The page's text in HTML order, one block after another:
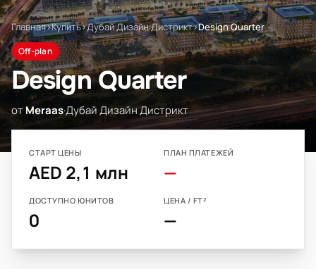
Главная›Купить›Дубай Дизайн Дистрикт›Design Quarter
Off-plan
Design Quarter
отMeraas·Дубай Дизайн Дистрикт
СТАРТ ЦЕНЫ
AED 2,1 млн
ПЛАН ПЛАТЕЖЕЙ
—
ДОСТУПНО ЮНИТОВ
0
ЦЕНА / FT²
—